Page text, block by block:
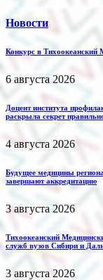
Новости
Конкурс в Тихоокеанский
6 августа 2026
Доцент института
раскрыла секрет
4 августа 2026
Будущее медицины
завершают аккредитацию
3 августа 2026
Тихоокеанский
служб вузов Сибири и
3 августа 2026